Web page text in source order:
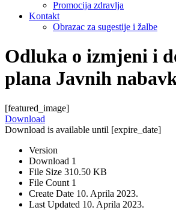
Promocija zdravlja
Kontakt
Obrazac za sugestije i žalbe
Odluka o izmjeni i
plana Javnih
[featured_image]
Download
Download is available until [expire_date]
Version
Download 1
File Size 310.50 KB
File Count 1
Create Date 10. Aprila 2023.
Last Updated 10. Aprila 2023.